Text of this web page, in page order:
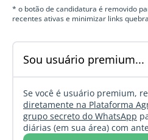
* o botão de candidatura é removido
recentes ativas e minimizar links
Sou usuário premium...
Se você é usuário premium,
diretamente na Plataforma
grupo secreto do WhatsApp
diárias (em sua área) com